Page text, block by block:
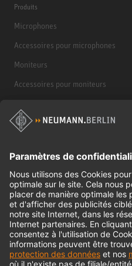
Produits
Microphones
Accessoires pour microphones
Moniteurs
Accessoires pour moniteurs
Produits historiques